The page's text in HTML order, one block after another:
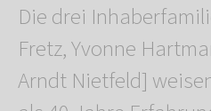
Die drei
Fretz, Yvonne
Arndt Nietfeld]